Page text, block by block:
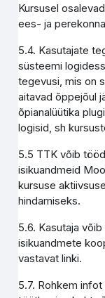
Kursusel
ees- ja
5.4. Kasutajate
süsteemi
tegevusi, mis on
aitavad õppejõul
õpianalüütika
logisid, sh
5.5 TTK võib
isikuandmeid
kursuse
hindamiseks.
5.6. Kasutaja
isikuandmete
vastavat linki.
5.7. Rohkem